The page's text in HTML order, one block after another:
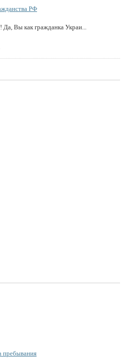
РФ
Вы как гражданка Украи...
пребывания